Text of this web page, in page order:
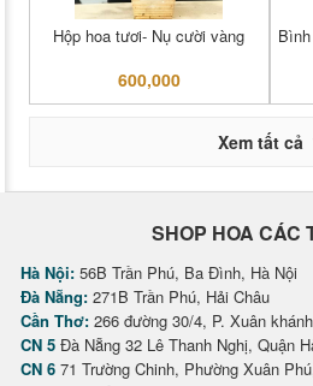
Hộp hoa tươi- Nụ cười vàng
600,000
Xem tất cả
SHOP HOA CÁC
Hà Nội: 56B Trần Phú, Ba Đình, Hà Nội
Đà Nẵng: 271B Trần Phú, Hải Châu
Cần Thơ: 266 đường 30/4, P. Xuân
CN 5 Đà Nẵng 32 Lê Thanh Nghị, Quận
CN 6 71 Trường Chinh, Phường Xuân